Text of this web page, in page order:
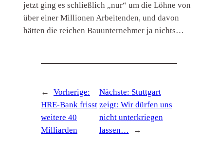
jetzt ging es schließlich „nur“ um die Löhne von
über einer Millionen Arbeitenden, und davon
hätten die reichen Bauunternehmer ja nichts…
←
Vorherige:
HRE-Bank frisst
weitere 40
Milliarden
Nächste: Stuttgart
zeigt: Wir dürfen uns
nicht unterkriegen
lassen…
→